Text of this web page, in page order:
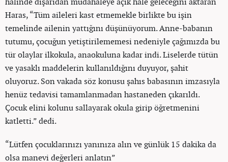
Haras, “Tüm aileleri kast etmemekle birlikte bu işin
temelinde ailenin yattığını düşünüyorum. Anne-babanın
tutumu, çocuğun yetiştirilememesi nedeniyle çağımızda bu
tür olaylar ilkokula, anaokuluna kadar indi. Liselerde tütün
ve yasaklı maddelerin kullanıldığını duyuyor, şahit
oluyoruz. Son vakada söz konusu şahıs babasının imzasıyla
henüz tedavisi tamamlanmadan hastaneden çıkarıldı.
Çocuk elini kolunu sallayarak okula girip öğretmenini
katletti.” dedi.
“Lütfen çocuklarınızı yanınıza alın ve günlük 15 dakika da
olsa manevi değerleri anlatın”